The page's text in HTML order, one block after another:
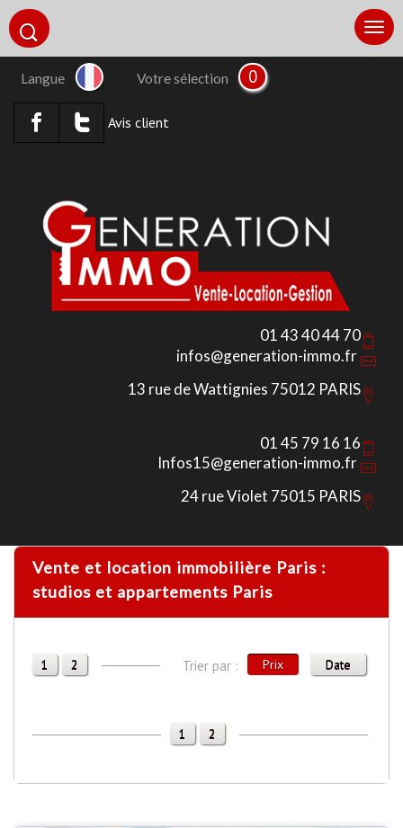
Langue Votre sélection 0
Avis client
01 43 40 44 70
infos@generation-immo.fr
13 rue de Wattignies 75012 PARIS
01 45 79 16 16
Infos15@generation-immo.fr
24 rue Violet 75015 PARIS
Vente et location immobilière Paris :
studios et appartements Paris
1 2 Trier par : Prix Date
1 2